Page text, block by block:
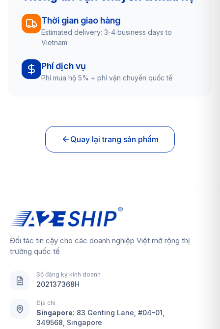
Thời gian giao hàng
Estimated delivery: 3-4 business days to
Vietnam
Phí dịch vụ
Phí mua hộ 5% + phí vận chuyển quốc tế
Quay lại trang sản phẩm
Đối tác tin cậy cho các doanh nghiệp Việt mở rộng thị
trường quốc tế
Số đăng ký kinh doanh
202137368H
Địa chỉ
Singapore: 83 Genting Lane, #04-01,
349568, Singapore